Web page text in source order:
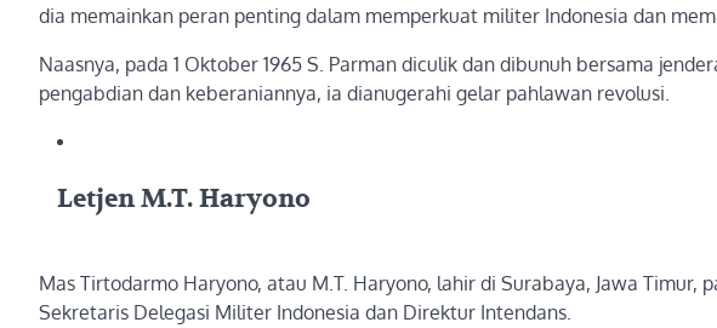
dia memainkan peran penting dalam memperkuat militer Indonesia dan
Naasnya, pada 1 Oktober 1965 S. Parman diculik dan dibunuh bersama
pengabdian dan keberaniannya, ia dianugerahi gelar pahlawan revolusi.
Letjen M.T. Haryono
Mas Tirtodarmo Haryono, atau M.T. Haryono, lahir di Surabaya, Jawa Timur,
Sekretaris Delegasi Militer Indonesia dan Direktur Intendans.